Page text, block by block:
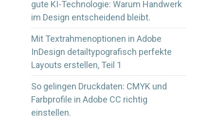
gute KI-Technologie: Warum Handwerk
im Design entscheidend bleibt.
Mit Textrahmenoptionen in Adobe
InDesign detailtypografisch perfekte
Layouts erstellen, Teil 1
So gelingen Druckdaten: CMYK und
Farbprofile in Adobe CC richtig
einstellen.